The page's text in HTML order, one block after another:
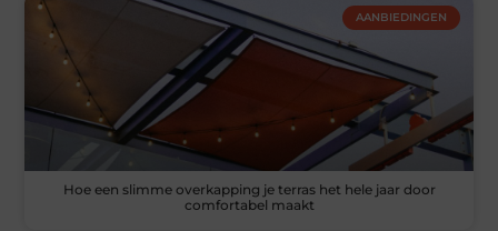
AANBIEDINGEN
Hoe een slimme overkapping je terras het hele jaar door
comfortabel maakt